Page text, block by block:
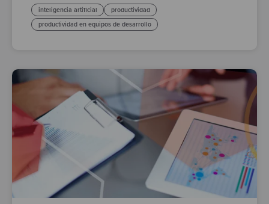
inteligencia artificial
productividad
productividad en equipos de desarrollo